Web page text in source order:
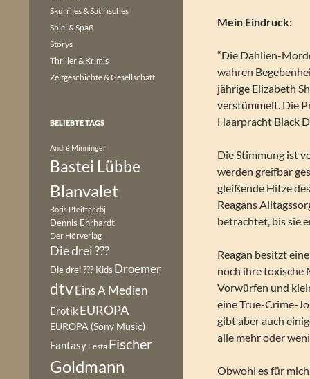
Mein Eindruck:
“Die Dahlien-
wahren
jährige Elizabeth
verstümmelt. Die
Haarpracht Black
Die Stimmung ist
werden greifbar
gleißende Hitze
Reagans
betrachtet, bis sie
Reagan besitzt
noch ihre toxische
Vorwürfen und
eine True-Crime-
gibt aber auch
alle mehr oder
Obwohl es für
Skurriles & Satirisches
Spiel & Spaß
Storys
Thriller & Krimis
Zeitgeschichte & Gesellschaft
BELIEBTE TAGS
André Minninger
Bastei Lübbe
Blanvalet
Boris Pfeiffercbj
Dennis Ehrhardt
Der Hörverlag
Die drei ???
Die drei ??? Kids Droemer
dtvEins A Medien
Erotik EUROPA
EUROPA (Sony Music)
Fantasy Festa Fischer
Goldmann